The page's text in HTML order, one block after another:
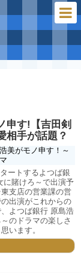
申す!【吉田剣
相手が話題？
美がモノ申す！～
ートするよつば銀
に賭けろ～で出演予
支店の営業課の営
出演がこれからの
よつば銀行 原島浩
のドラマの楽しさ
います。